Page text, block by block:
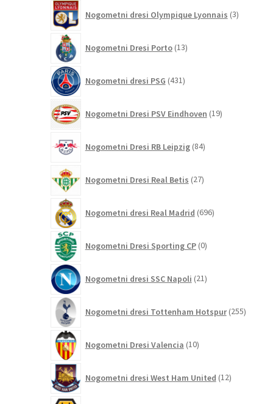
Nogometni dresi Olympique Lyonnais 3izdelki
Nogometni Dresi Porto 13izdelkov
Nogometni dresi PSG 431izdelkov
Nogometni Dresi PSV Eindhoven 19izdelkov
Nogometni Dresi RB Leipzig 84izdelkov
Nogometni Dresi Real Betis 27izdelkov
Nogometni dresi Real Madrid 696izdelkov
Nogometni Dresi Sporting CP 0izdelkov
Nogometni dresi SSC Napoli 21izdelkov
Nogometni dresi Tottenham Hotspur 255
Nogometni Dresi Valencia 10izdelkov
Nogometni dresi West Ham United 12izdelkov